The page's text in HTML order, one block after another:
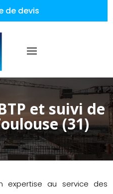
de devis
et suivi de
(31)
expertise au service des